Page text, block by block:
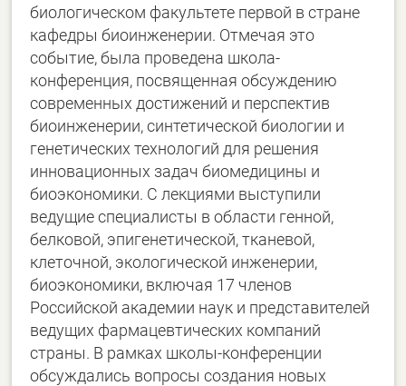
биологическом факультете первой в стране
кафедры биоинженерии. Отмечая это
событие, была проведена школа-
конференция, посвященная обсуждению
современных достижений и перспектив
биоинженерии, синтетической биологии и
генетических технологий для решения
инновационных задач биомедицины и
биоэкономики. С лекциями выступили
ведущие специалисты в области генной,
белковой, эпигенетической, тканевой,
клеточной, экологической инженерии,
биоэкономики, включая 17 членов
Российской академии наук и представителей
ведущих фармацевтических компаний
страны. В рамках школы-конференции
обсуждались вопросы создания новых